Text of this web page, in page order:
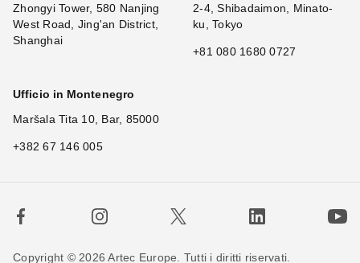
Zhongyi Tower, 580 Nanjing
West Road, Jing'an District,
Shanghai
2-4, Shibadaimon, Minato-
ku, Tokyo
+81 080 1680 0727
Ufficio in Montenegro
Maršala Tita 10, Bar, 85000
+382 67 146 005
Copyright © 2026 Artec Europe. Tutti i diritti riservati.